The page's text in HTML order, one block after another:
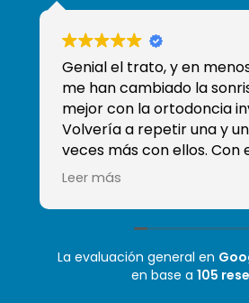
Genial el trato, y en
me han cambiado la
mejor con la ortodoncia
Volvería a repetir una y
veces más con ellos. Con
ganado y han conseguido
tengo a Moha que es el
odontólogo que he
Leer más
La evaluación general en
en base a 105